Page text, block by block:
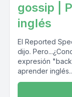
gossip |
inglés
El Reported
dijo.
expresión
aprender